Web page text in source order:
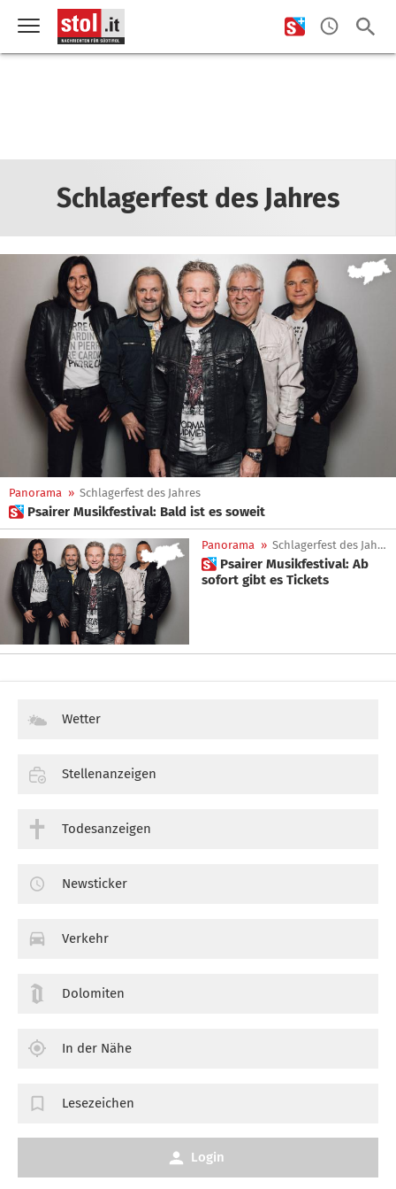
Schlagerfest des Jahres
Panorama » Schlagerfest des Jahres
 Psairer Musikfestival: Bald ist es soweit
Panorama » Schlagerfest des Jahres
 Psairer Musikfestival: Ab
sofort gibt es Tickets
Wetter
Stellenanzeigen
Todesanzeigen
Newsticker
Verkehr
Dolomiten
In der Nähe
Lesezeichen
Login